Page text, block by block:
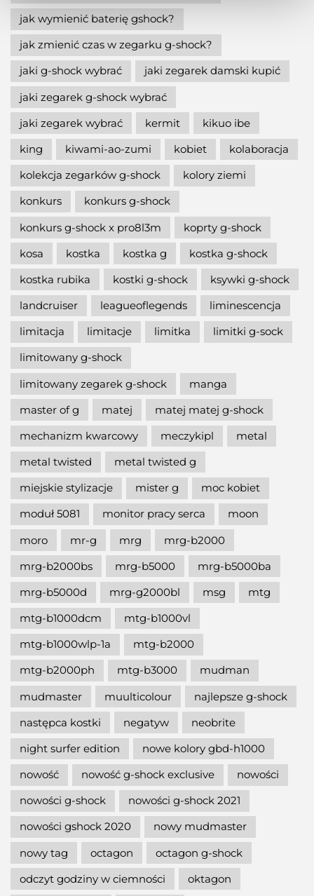
jak wymienić baterię gshock?
jak zmienić czas w zegarku g-shock?
jaki g-shock wybrać
jaki zegarek damski kupić
jaki zegarek g-shock wybrać
jaki zegarek wybrać
kermit
kikuo ibe
king
kiwami-ao-zumi kobiet
kolaboracja
kolekcja zegarków g-shock
kolory ziemi
konkurs
konkurs g-shock
konkurs g-shock x pro8l3m
koprty g-shock
kosa
kostka kostka g
kostka g-shock
kostka rubika
kostki g-shock
ksywki g-shock
landcruiser
leagueoflegends
liminescencja
limitacja
limitacje limitka
limitki g-sock
limitowany g-shock
limitowany zegarek g-shock
manga
master of g
matej
matej matej g-shock
mechanizm kwarcowy
meczykipl
metal
metal twisted
metal twisted g
miejskie stylizacje
mister g
moc kobiet
moduł 5081
monitor pracy serca
moon
moro
mr-g mrg
mrg-b2000
mrg-b2000bs
mrg-b5000
mrg-b5000ba
mrg-b5000d
mrg-g2000bl msg
mtg
mtg-b1000dcm
mtg-b1000vl
mtg-b1000wlp-1a
mtg-b2000
mtg-b2000ph
mtg-b3000
mudman
mudmaster
muulticolour
najlepsze g-shock
następca kostki
negatyw
neobrite
night surfer edition
nowe kolory gbd-h1000
nowość
nowość g-shock exclusive
nowości
nowości g-shock
nowości g-shock 2021
nowości gshock 2020
nowy mudmaster
nowy tag
octagon
octagon g-shock
odczyt godziny w ciemności
oktagon